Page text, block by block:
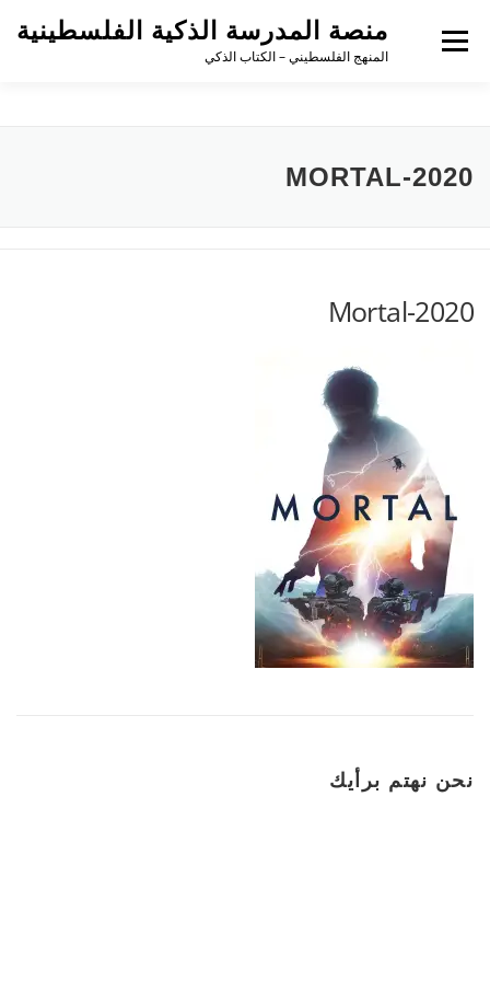
منصة المدرسة الذكية الفلسطينية
المنهج الفلسطيني – الكتاب الذكي
القائمة
MORTAL-2020
Mortal-2020
نحن نهتم برأيك